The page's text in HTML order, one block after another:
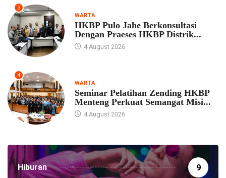
3
WARTA
HKBP Pulo Jahe Berkonsultasi
Dengan Praeses HKBP Distrik...
4 August 2026
4
WARTA
Seminar Pelatihan Zending HKBP
Menteng Perkuat Semangat Misi...
4 August 2026
Hiburan 9